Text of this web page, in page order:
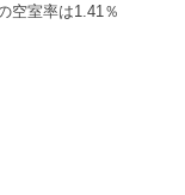
空室率は1.41％